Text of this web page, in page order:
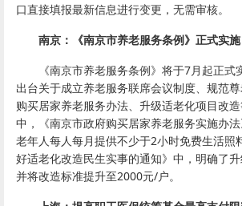
口直接填报最新信息进行变更，无需审核。
南京：《南京市养老服务条例》正式实施
《南京市养老服务条例》将于7月起正式
出台关于成立养老服务联席会议制度、规范
购买居家养老服务办法、升级适老化项目改
中，《南京市政府购买居家养老服务实施办
老年人每人每月提供不少于2小时免费生活照
好适老化改造民生实事的通知》中，明确了升
并将改造标准提升至2000元/户。